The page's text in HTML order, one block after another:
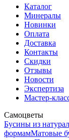
Каталог
Минералы
Новинки
Оплата
Доставка
Контакты
Скидки
Отзывы
Новости
Экспертиза
Мастер-
Самоцветы
Бусины из
формамМатовые